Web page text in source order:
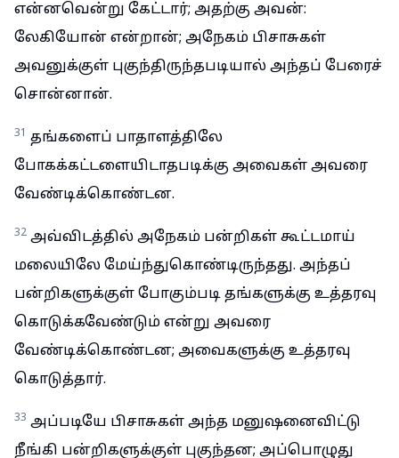
என்னவென்று கேட்டார்; அதற்கு அவன்:
லேகியோன் என்றான்; அநேகம் பிசாசுகள்
அவனுக்குள் புகுந்திருந்தபடியால் அந்தப் பேரைச்
சொன்னான்.
31 தங்களைப் பாதாளத்திலே
போகக்கட்டளையிடாதபடிக்கு அவைகள் அவரை
வேண்டிக்கொண்டன.
32 அவ்விடத்தில் அநேகம் பன்றிகள் கூட்டமாய்
மலையிலே மேய்ந்துகொண்டிருந்தது. அந்தப்
பன்றிகளுக்குள் போகும்படி தங்களுக்கு உத்தரவு
கொடுக்கவேண்டும் என்று அவரை
வேண்டிக்கொண்டன; அவைகளுக்கு உத்தரவு
கொடுத்தார்.
33 அப்படியே பிசாசுகள் அந்த மனுஷனைவிட்டு
நீங்கி பன்றிகளுக்குள் புகுந்தன; அப்பொழுது